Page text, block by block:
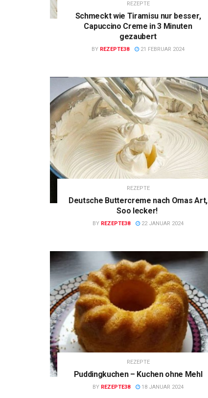
REZEPTE
Schmeckt wie Tiramisu nur besser,
Capuccino Creme in 3 Minuten
gezaubert
BY REZEPTE38 21 FEBRUAR 2024
REZEPTE
Deutsche Buttercreme nach Omas Art,
Soo lecker!
BY REZEPTE38 22 JANUAR 2024
REZEPTE
Puddingkuchen – Kuchen ohne Mehl
BY REZEPTE38 18 JANUAR 2024